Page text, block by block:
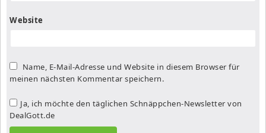
Website
Name, E-Mail-Adresse und Website in diesem Browser für
meinen nächsten Kommentar speichern.
Ja, ich möchte den täglichen Schnäppchen-Newsletter von
DealGott.de